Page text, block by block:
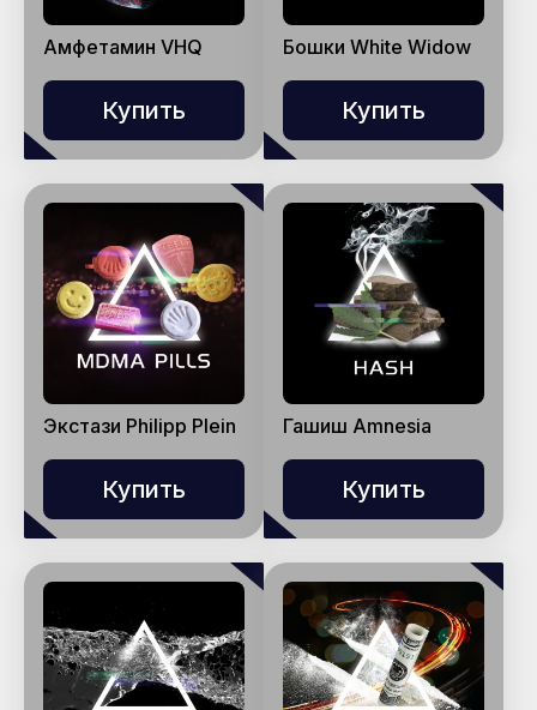
Амфетамин VHQ
Купить
Бошки White Widow
Купить
Экстази Philipp Plein
Купить
Гашиш Amnesia
Купить